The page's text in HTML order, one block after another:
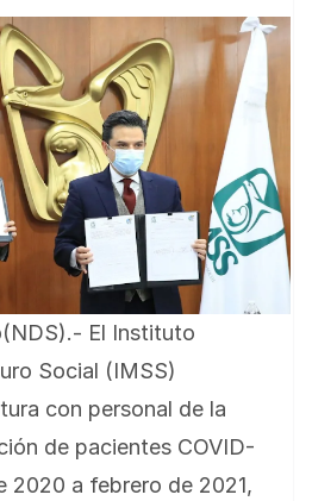
El Instituto
Social (IMSS)
con personal de la
de pacientes COVID-
2020 a febrero de 2021,